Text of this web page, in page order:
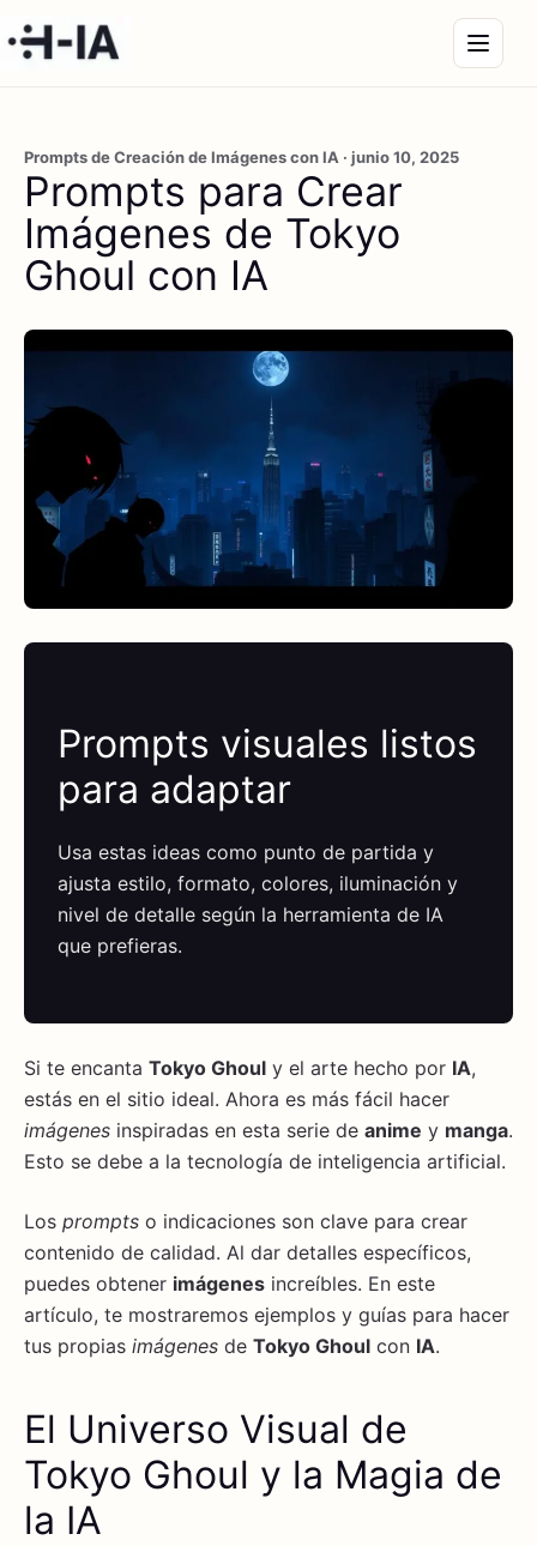
Prompts de Creación de Imágenes con IA · junio 10, 2025
Prompts para Crear
Imágenes de Tokyo
Ghoul con IA
Prompts visuales listos
para adaptar
Usa estas ideas como punto de partida y
ajusta estilo, formato, colores, iluminación y
nivel de detalle según la herramienta de IA
que prefieras.
Si te encanta Tokyo Ghoul y el arte hecho por IA,
estás en el sitio ideal. Ahora es más fácil hacer
imágenes inspiradas en esta serie de anime y manga.
Esto se debe a la tecnología de inteligencia artificial.
Los prompts o indicaciones son clave para crear
contenido de calidad. Al dar detalles específicos,
puedes obtener imágenes increíbles. En este
artículo, te mostraremos ejemplos y guías para hacer
tus propias imágenes de Tokyo Ghoul con IA.
El Universo Visual de
Tokyo Ghoul y la Magia de
la IA